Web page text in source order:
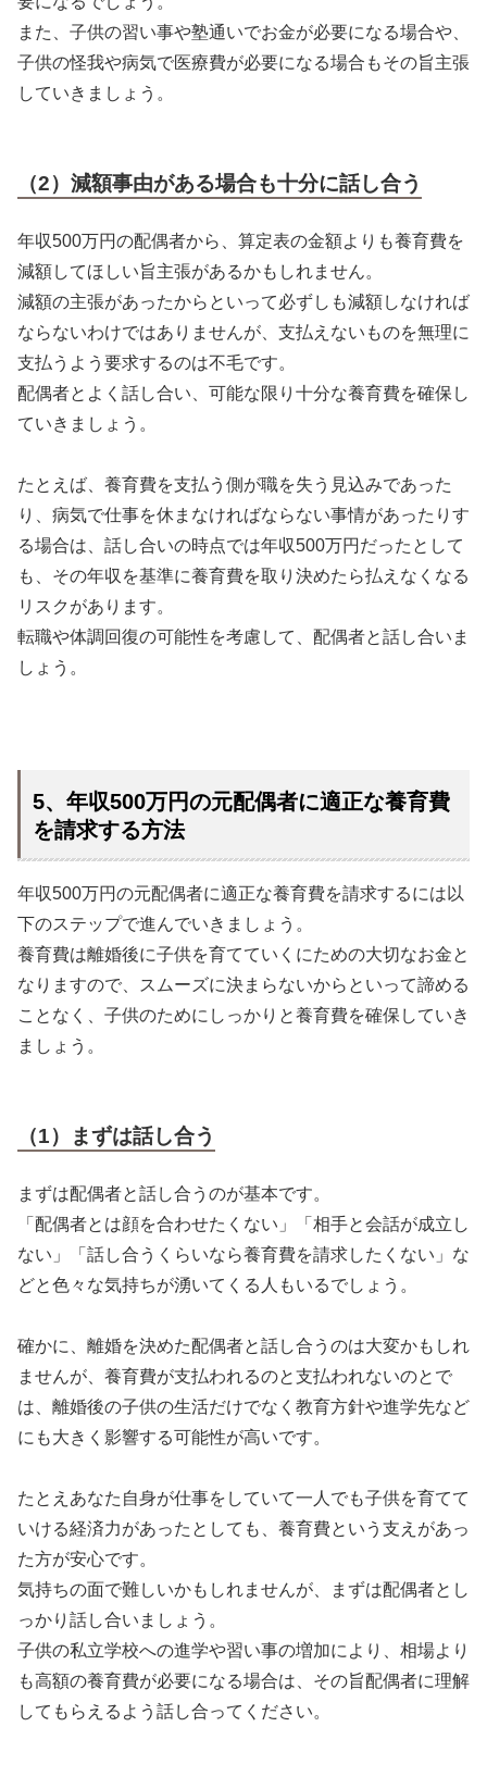
また、子供の習い事や塾通いでお金が必要になる場合や、
子供の怪我や病気で医療費が必要になる場合もその旨主張
していきましょう。
（2）減額事由がある場合も十分に話し合う
年収500万円の配偶者から、算定表の金額よりも養育費を
減額してほしい旨主張があるかもしれません。
減額の主張があったからといって必ずしも減額しなければ
ならないわけではありませんが、支払えないものを無理に
支払うよう要求するのは不毛です。
配偶者とよく話し合い、可能な限り十分な養育費を確保し
ていきましょう。
たとえば、養育費を支払う側が職を失う見込みであった
り、病気で仕事を休まなければならない事情があったりす
る場合は、話し合いの時点では年収500万円だったとして
も、その年収を基準に養育費を取り決めたら払えなくなる
リスクがあります。
転職や体調回復の可能性を考慮して、配偶者と話し合いま
しょう。
5、年収500万円の元配偶者に適正な養育費
を請求する方法
年収500万円の元配偶者に適正な養育費を請求するには以
下のステップで進んでいきましょう。
養育費は離婚後に子供を育てていくにための大切なお金と
なりますので、スムーズに決まらないからといって諦める
ことなく、子供のためにしっかりと養育費を確保していき
ましょう。
（1）まずは話し合う
まずは配偶者と話し合うのが基本です。
「配偶者とは顔を合わせたくない」「相手と会話が成立し
ない」「話し合うくらいなら養育費を請求したくない」な
どと色々な気持ちが湧いてくる人もいるでしょう。
確かに、離婚を決めた配偶者と話し合うのは大変かもしれ
ませんが、養育費が支払われるのと支払われないのとで
は、離婚後の子供の生活だけでなく教育方針や進学先など
にも大きく影響する可能性が高いです。
たとえあなた自身が仕事をしていて一人でも子供を育てて
いける経済力があったとしても、養育費という支えがあっ
た方が安心です。
気持ちの面で難しいかもしれませんが、まずは配偶者とし
っかり話し合いましょう。
子供の私立学校への進学や習い事の増加により、相場より
も高額の養育費が必要になる場合は、その旨配偶者に理解
してもらえるよう話し合ってください。